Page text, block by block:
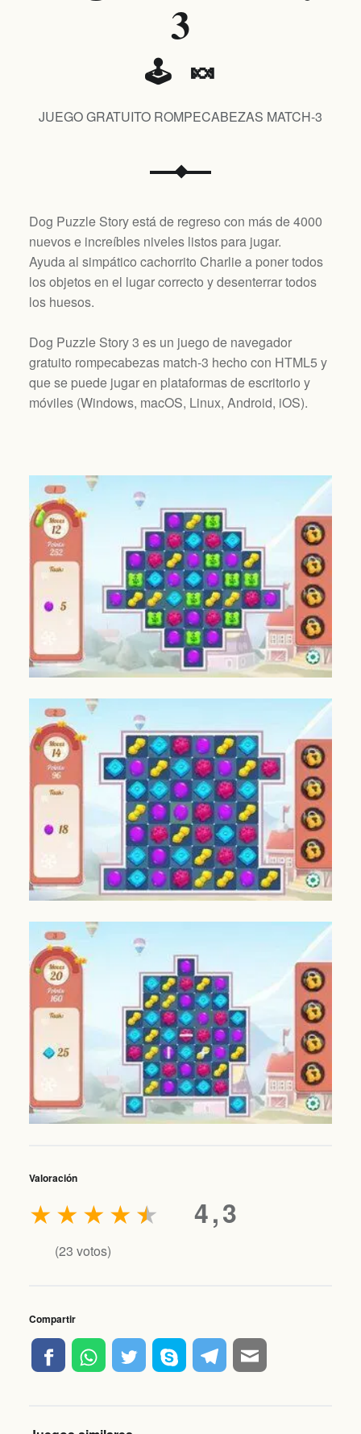
3
🕹️ 🍬
JUEGO GRATUITO ROMPECABEZAS MATCH-3
Dog Puzzle Story está de regreso con más de 4000
nuevos e increíbles niveles listos para jugar.
Ayuda al simpático cachorrito Charlie a poner todos
los objetos en el lugar correcto y desenterrar todos
los huesos.
Dog Puzzle Story 3 es un juego de navegador
gratuito rompecabezas match-3 hecho con HTML5 y
que se puede jugar en plataformas de escritorio y
móviles (Windows, macOS, Linux, Android, iOS).
Valoración
4,3
★
★
★
★
★
(23 votos)
Compartir